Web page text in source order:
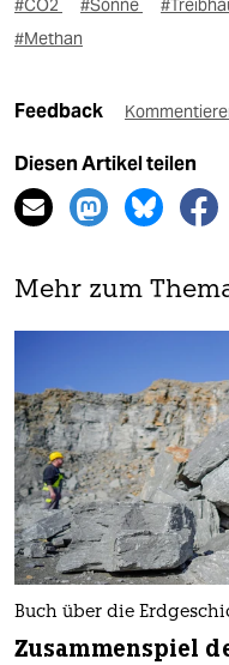
#CO2 #Sonne
#Methan
Feedback
Diesen Artikel teilen
Mehr zum
Buch über die
Zusammenspiel